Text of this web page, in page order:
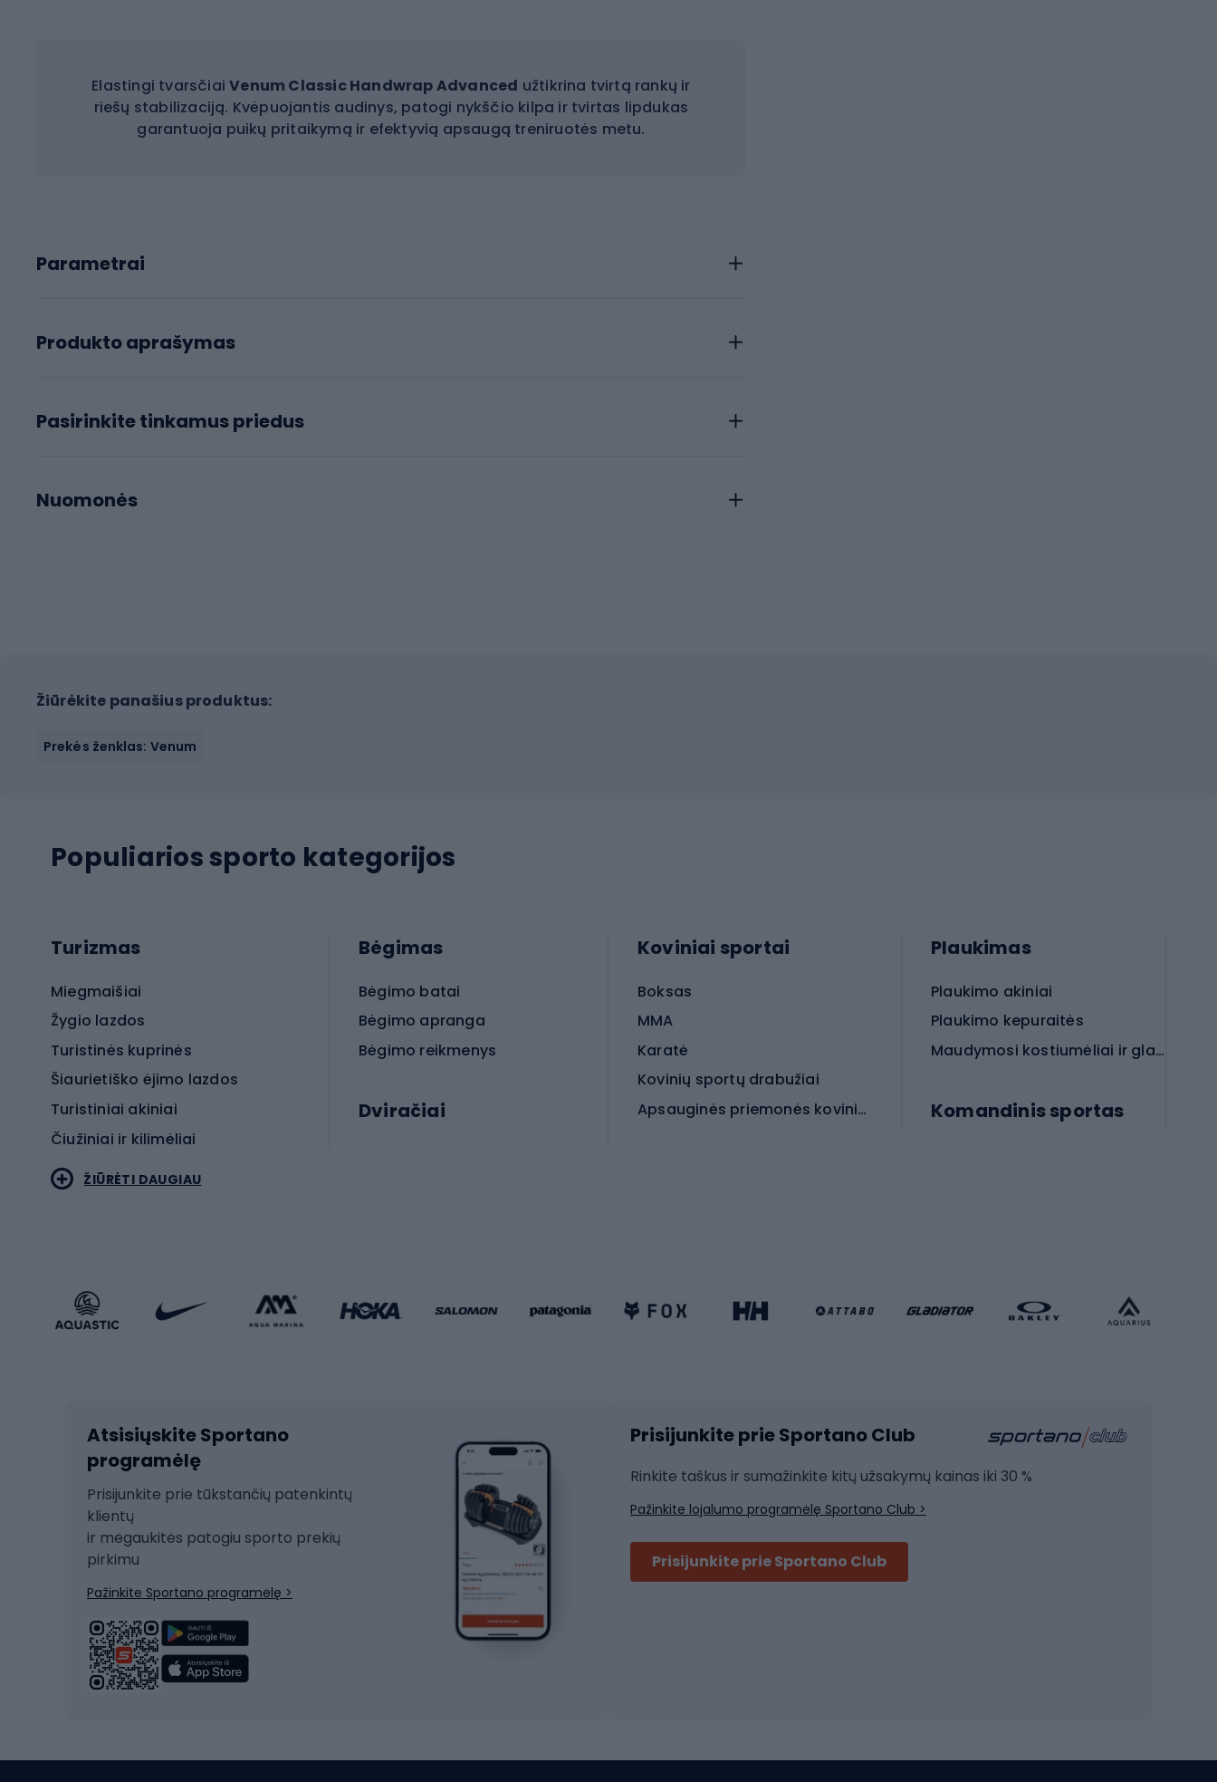
Elastingi tvarsčiaiVenum Classic Handwrap Advanced užtikrina tvirtą rankų ir
riešų stabilizaciją. Kvėpuojantis audinys, patogi nykščio kilpa ir tvirtas lipdukas
garantuoja puikų pritaikymą ir efektyvią apsaugą treniruotės metu.
Parametrai
Produkto aprašymas
Pasirinkite tinkamus priedus
Nuomonės
Žiūrėkite panašius produktus:
Prekės ženklas: Venum
Populiarios sporto kategorijos
Turizmas
Miegmaišiai
Žygio lazdos
Turistinės kuprinės
Šiaurietiško ėjimo lazdos
Turistiniai akiniai
Čiužiniai ir kilimėliai
Sportinio stiliaus avalynė
Sportinio stiliaus aksesuarai
Čiuožimas
Rogės
Žygio batai
Alpinizmo batai
Turistiniai batai
Vandens sportai
Baidarės
Bėgimas
Bėgimo batai
Bėgimo apranga
Bėgimo reikmenys
Dviračiai
Vaikiški dviračiai
Dviračių marškinėliai
Dviračių kelnės
Dviračių striukės
Dviračių džemperiai
Dviračių kepurės
Dviračių priedai
Koviniai sportai
Boksas
MMA
Karatė
Kovinių sportų drabužiai
Apsauginės priemonės koviniam sportui
Riedučiai
Rakečių sportas
Badmintonas
Stalo tenisas
Tenisas
Plaukimas
Plaukimo akiniai
Plaukimo kepuraitės
Maudymosi kostiumėliai ir glaudės
Komandinis sportas
Krepšinio apranga
Jėgos įranga
Joga
ŽIŪRĖTI DAUGIAU
Atsisiųskite Sportano
programėlę
Prisijunkite prie tūkstančių patenkintų
klientų
ir mėgaukitės patogiu sporto prekių
pirkimu
Pažinkite Sportano programėlę >
Prisijunkite prie Sportano Club
Rinkite taškus ir sumažinkite kitų užsakymų kainas iki 30 %
Pažinkite lojalumo programėlę Sportano Club >
Prisijunkite prie Sportano Club